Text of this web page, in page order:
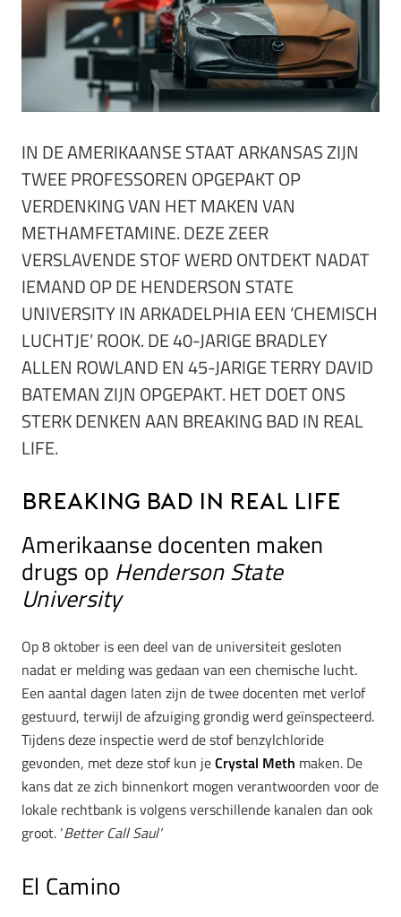
IN DE AMERIKAANSE STAAT ARKANSAS ZIJN
TWEE PROFESSOREN OPGEPAKT OP
VERDENKING VAN HET MAKEN VAN
METHAMFETAMINE. DEZE ZEER
VERSLAVENDE STOF WERD ONTDEKT NADAT
IEMAND OP DE HENDERSON STATE
UNIVERSITY IN ARKADELPHIA EEN ‘CHEMISCH
LUCHTJE’ ROOK. DE 40-JARIGE BRADLEY
ALLEN ROWLAND EN 45-JARIGE TERRY DAVID
BATEMAN ZIJN OPGEPAKT. HET DOET ONS
STERK DENKEN AAN BREAKING BAD IN REAL
LIFE.
Breaking Bad in real life
Amerikaanse docenten maken
drugs op Henderson State
University
Op 8 oktober is een deel van de universiteit gesloten
nadat er melding was gedaan van een chemische lucht.
Een aantal dagen laten zijn de twee docenten met verlof
gestuurd, terwijl de afzuiging grondig werd geïnspecteerd.
Tijdens deze inspectie werd de stof benzylchloride
gevonden, met deze stof kun jeCrystal Meth maken. De
kans dat ze zich binnenkort mogen verantwoorden voor de
lokale rechtbank is volgens verschillende kanalen dan ook
groot. ‘Better Call Saul’
El Camino